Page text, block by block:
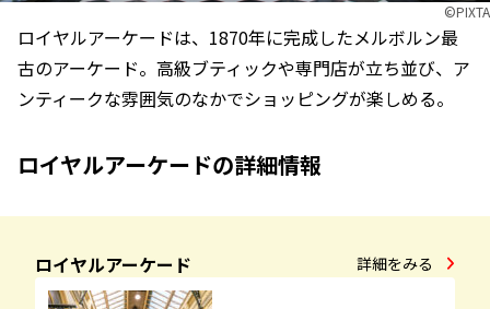
©︎PIXTA
ロイヤルアーケードは、1870年に完成したメルボルン最
古のアーケード。高級ブティックや専門店が立ち並び、ア
ンティークな雰囲気のなかでショッピングが楽しめる。
ロイヤルアーケードの詳細情報
ロイヤルアーケード 詳細をみる